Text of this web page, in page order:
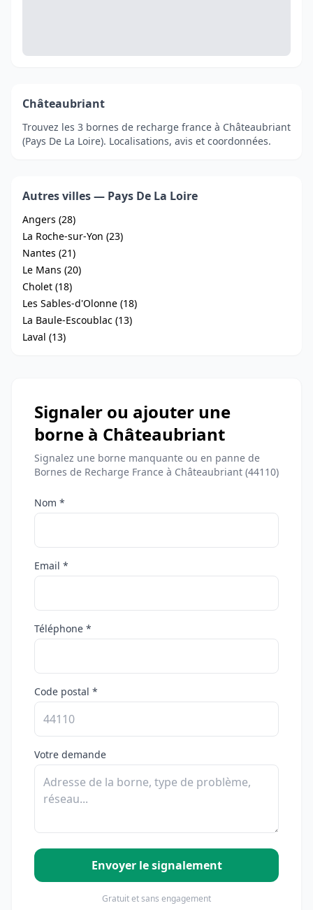
Châteaubriant
Trouvez les 3 bornes de recharge france à Châteaubriant
(Pays De La Loire). Localisations, avis et coordonnées.
Autres villes — Pays De La Loire
Angers (28)
La Roche-sur-Yon (23)
Nantes (21)
Le Mans (20)
Cholet (18)
Les Sables-d'Olonne (18)
La Baule-Escoublac (13)
Laval (13)
Signaler ou ajouter une
borne à Châteaubriant
Signalez une borne manquante ou en panne de
Bornes de Recharge France à Châteaubriant (44110)
Nom *
Email *
Téléphone *
Code postal *
Votre demande
Envoyer le signalement
Gratuit et sans engagement